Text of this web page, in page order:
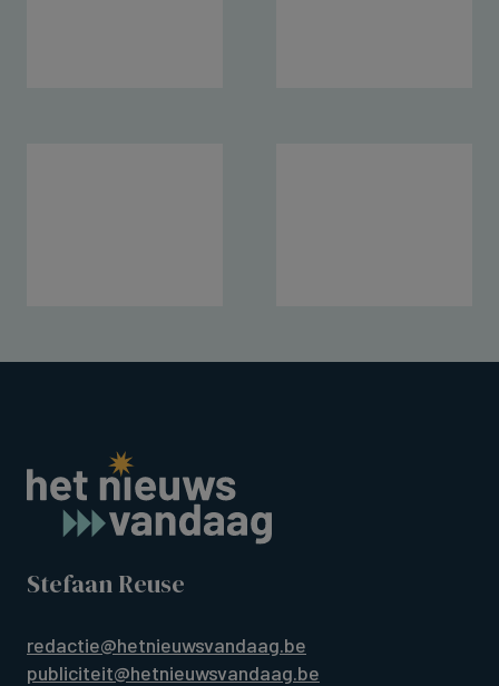
Stefaan Reuse
redactie@hetnieuwsvandaag.be
publiciteit@hetnieuwsvandaag.be